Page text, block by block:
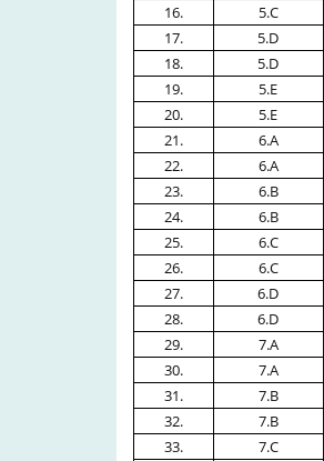
16.
5.C
17.
5.D
18.
5.D
19.
5.E
20.
5.E
21.
6.A
22.
6.A
23.
6.B
24.
6.B
25.
6.C
26.
6.C
27.
6.D
28.
6.D
29.
7.A
30.
7.A
31.
7.B
32.
7.B
33.
7.C